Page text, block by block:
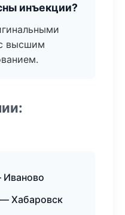
инъекции?
высшим
Иваново
Хабаровск